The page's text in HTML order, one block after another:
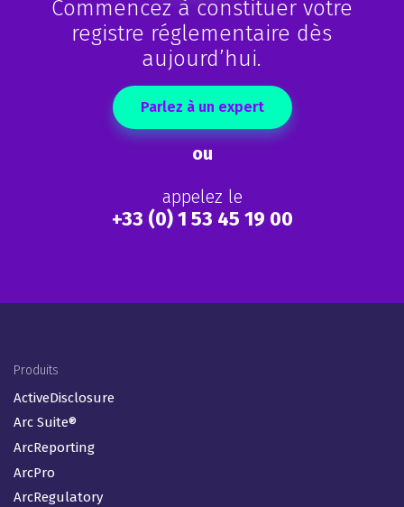
Commencez à constituer votre
registre réglementaire dès
aujourd’hui.
Parlez à un expert
ou
appelez le
+33 (0) 1 53 45 19 00
Footer Menu (FR)
Produits
ActiveDisclosure
Arc Suite®
ArcReporting
ArcPro
ArcRegulatory